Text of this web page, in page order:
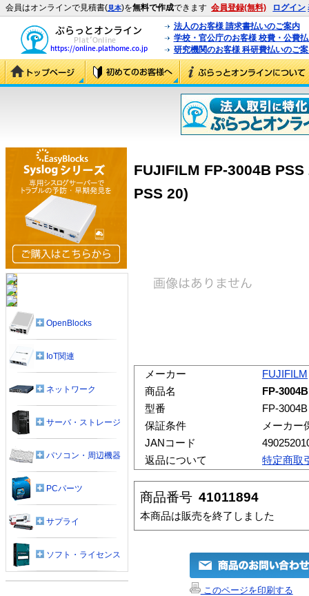
会員はオンラインで見積書(見本)を無料で作成できます 会員登録(無料) ログイン
法人のお客様 請求書払いのご案内
学校・官公庁のお客様 校費・公費
研究機関のお客様 科研費払いのご
FUJIFILM FP-3004B
PSS 20)
メーカー
FUJIFILM
商品名
FP-
型番
FP-
保証条件
メーカー
JANコード
返品について
特定商取
商品番号 41011894
本商品は販売を終了しました
このページを印刷する
OpenBlocks
IoT関連
ネットワーク
サーバ・ストレージ
パソコン・周辺機器
PCパーツ
サプライ
ソフト・ライセンス